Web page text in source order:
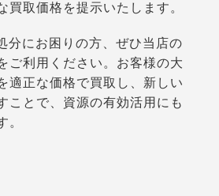
買取価格を提示いたします。
分にお困りの方、ぜひ当店の
ご利用ください。お客様の大
適正な価格で買取し、新しい
ことで、資源の有効活用にも
。